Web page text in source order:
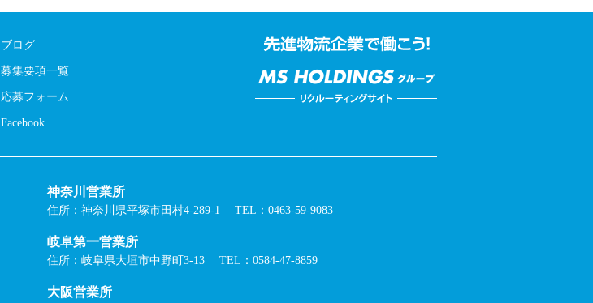
ブログ
募集要項一覧
応募フォーム
Facebook
神奈川営業所
住所：神奈川県平塚市田村4-289-1 TEL：0463-59-9083
岐阜第一営業所
住所：岐阜県大垣市中野町3-13 TEL：0584-47-8859
大阪営業所